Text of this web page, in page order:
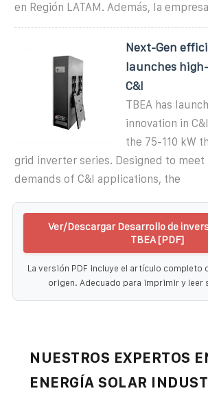
en Región LATAM. Además, la
Next-Gen
launches
C&I
TBEA has
innovation in
the 75-110 kW
grid inverter series. Designed to meet
demands of C&I applications, the
Ver/Descargar Desarrollo de
TBEA [PDF]
La versión PDF incluye el artículo completo
origen. Adecuado para imprimir y leer
NUESTROS EXPERTOS
ENERGÍA SOLAR